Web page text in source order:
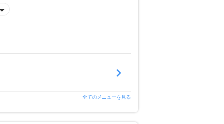
全てのメニューを見る